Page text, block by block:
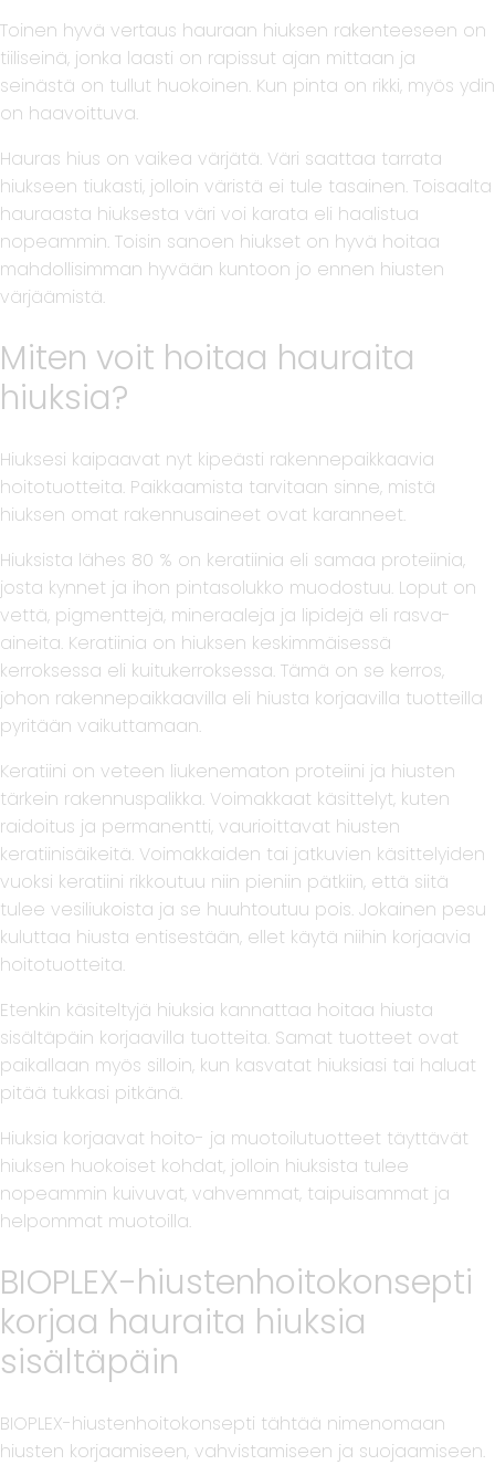
Toinen hyvä vertaus hauraan hiuksen rakenteeseen on
tiiliseinä, jonka laasti on rapissut ajan mittaan ja
seinästä on tullut huokoinen. Kun pinta on rikki, myös ydin
on haavoittuva.
Hauras hius on vaikea värjätä. Väri saattaa tarrata
hiukseen tiukasti, jolloin väristä ei tule tasainen. Toisaalta
hauraasta hiuksesta väri voi karata eli haalistua
nopeammin. Toisin sanoen hiukset on hyvä hoitaa
mahdollisimman hyvään kuntoon jo ennen hiusten
värjäämistä.
Miten voit hoitaa hauraita
hiuksia?
Hiuksesi kaipaavat nyt kipeästi rakennepaikkaavia
hoitotuotteita. Paikkaamista tarvitaan sinne, mistä
hiuksen omat rakennusaineet ovat karanneet.
Hiuksista lähes 80 % on keratiinia eli samaa proteiinia,
josta kynnet ja ihon pintasolukko muodostuu. Loput on
vettä, pigmenttejä, mineraaleja ja lipidejä eli rasva-
aineita. Keratiinia on hiuksen keskimmäisessä
kerroksessa eli kuitukerroksessa. Tämä on se kerros,
johon rakennepaikkaavilla eli hiusta korjaavilla tuotteilla
pyritään vaikuttamaan.
Keratiini on veteen liukenematon proteiini ja hiusten
tärkein rakennuspalikka. Voimakkaat käsittelyt, kuten
raidoitus ja permanentti, vaurioittavat hiusten
keratiinisäikeitä. Voimakkaiden tai jatkuvien käsittelyiden
vuoksi keratiini rikkoutuu niin pieniin pätkiin, että siitä
tulee vesiliukoista ja se huuhtoutuu pois. Jokainen pesu
kuluttaa hiusta entisestään, ellet käytä niihin korjaavia
hoitotuotteita.
Etenkin käsiteltyjä hiuksia kannattaa hoitaa hiusta
sisältäpäin korjaavilla tuotteita. Samat tuotteet ovat
paikallaan myös silloin, kun kasvatat hiuksiasi tai haluat
pitää tukkasi pitkänä.
Hiuksia korjaavat hoito- ja muotoilutuotteet täyttävät
hiuksen huokoiset kohdat, jolloin hiuksista tulee
nopeammin kuivuvat, vahvemmat, taipuisammat ja
helpommat muotoilla.
BIOPLEX-hiustenhoitokonsepti
korjaa hauraita hiuksia
sisältäpäin
BIOPLEX-hiustenhoitokonsepti tähtää nimenomaan
hiusten korjaamiseen, vahvistamiseen ja suojaamiseen.